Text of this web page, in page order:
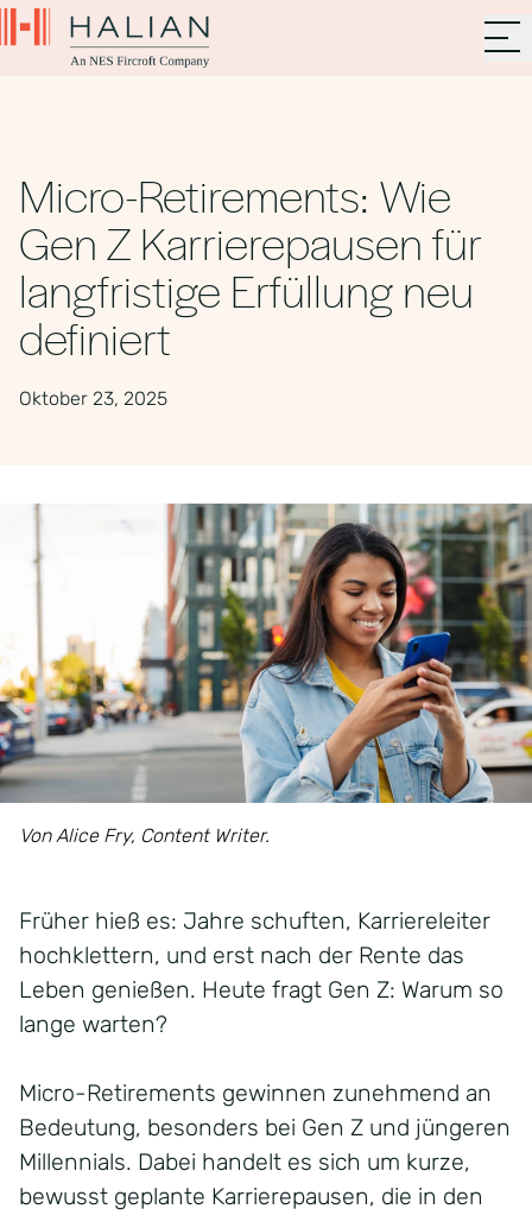
Micro-Retirements: Wie
Gen Z Karrierepausen für
langfristige Erfüllung neu
definiert
Oktober 23, 2025
Von Alice Fry, Content Writer.
Früher hieß es: Jahre schuften, Karriereleiter
hochklettern, und erst nach der Rente das
Leben genießen. Heute fragt Gen Z: Warum so
lange warten?
Micro-Retirements gewinnen zunehmend an
Bedeutung, besonders bei Gen Z und jüngeren
Millennials. Dabei handelt es sich um kurze,
bewusst geplante Karrierepausen, die in den